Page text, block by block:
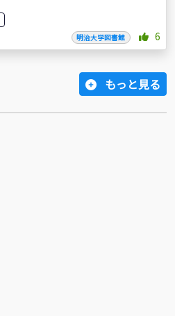
明治大学図書館 6
もっと見る